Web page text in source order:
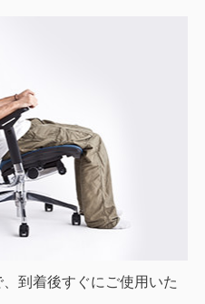
到着後すぐにご使用いた